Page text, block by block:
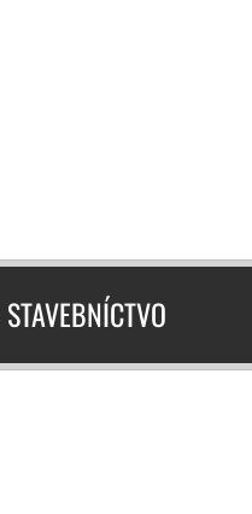
STAVEBNÍCTVO